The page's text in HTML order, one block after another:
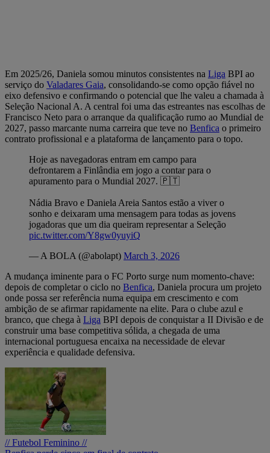
Em 2025/26, Daniela somou minutos consistentes na Liga BPI ao
serviço do Valadares Gaia, consolidando-se como opção fiável no
eixo defensivo e confirmando o potencial que lhe valeu a chamada à
Seleção Nacional A. A central foi uma das estreantes nas escolhas de
Francisco Neto para o arranque da qualificação rumo ao Mundial de
2027, passo marcante numa carreira que teve no Benfica o primeiro
contrato profissional e a plataforma de lançamento para o topo.
Hoje as navegadoras entram em campo para
defrontarem a Finlândia em jogo a contar para o
apuramento para o Mundial 2027. 🇵🇹
Nádia Bravo e Daniela Areia Santos estão a viver o
sonho e deixaram uma mensagem para todas as jovens
jogadoras que um dia queiram representar a Seleção
pic.twitter.com/Y8gw0yuyiQ
— A BOLA (@abolapt) March 3, 2026
A mudança iminente para o FC Porto surge num momento-chave:
depois de completar o ciclo no Benfica, Daniela procura um projeto
onde possa ser referência numa equipa em crescimento e com
ambição de se afirmar rapidamente na elite. Para o clube azul e
branco, que chega à Liga BPI depois de conquistar a II Divisão e de
construir uma base competitiva sólida, a chegada de uma
internacional portuguesa encaixa na necessidade de elevar
experiência e qualidade defensiva.
// Futebol Feminino //